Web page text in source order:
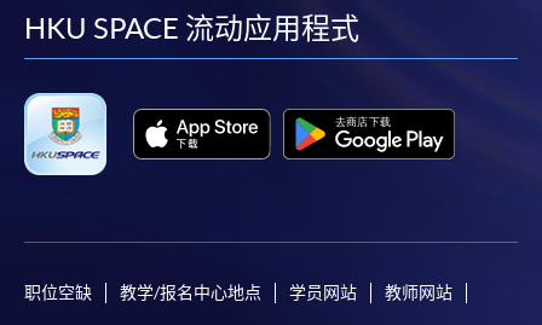
Mastercard（包括「香港大學專業進修學院
Mastercard卡」）繳付學費。香港大學專業進修學院
享有十個月免息分期付款優惠，惟課程申請人必須為
信用卡持有人。詳情請向學院報名中心職員查詢。
別學歷頒授課程提供網上報名/註冊服務，申請人可在
facebook
youtube
linkedin
HKU SPACE 流动应用程式
职位空缺 教学/报名中心地点 学员网站 教师网站